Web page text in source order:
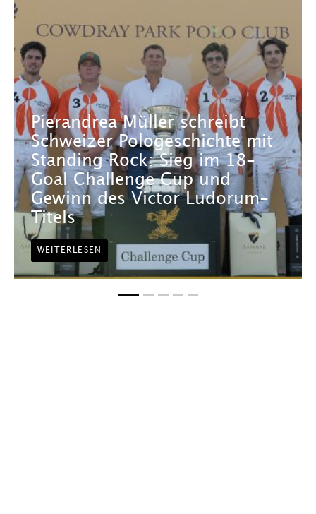
Pierandrea Müller schreibt
Schweizer Pologeschichte mit
Standing Rock: Sieg im 18-
Goal Challenge Cup und
Gewinn des Victor Ludorum-
Titels
WEITERLESEN